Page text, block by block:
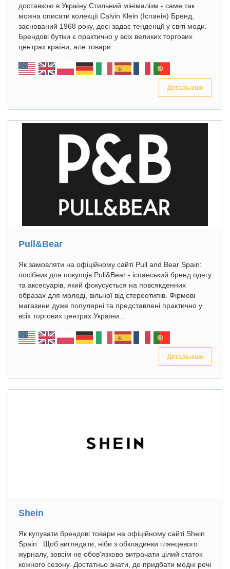
доставкою в Україну Стильний мінімалізм - саме так
можна описати колекції Calvin Klein (Іспанія) Бренд,
заснований 1968 року, досі задає тенденції у світі моди.
Брендові бутіки є практично у всіх великих торгових
центрах країни, але товари...
Детальніше
Pull&Bear
Як замовляти на офіційному сайті Pull and Bear Spain:
посібник для покупців Pull&Bear - іспанський бренд одягу
та аксесуарів, який фокусується на повсякденних
образах для молоді, вільної від стереотипів. Фірмові
магазини дуже популярні та представлені практично у
всіх торгових центрах України...
Детальніше
Shein
Як купувати брендові товари на офіційному сайті Shein
Spain Щоб виглядати, ніби з обкладинки глянцевого
журналу, зовсім не обов'язково витрачати цілий статок
кожного сезону. Достатньо знати, де придбати модні речі